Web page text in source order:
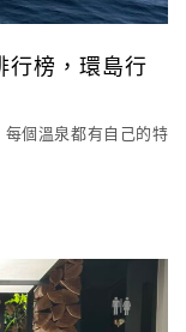
行榜，環島行
個溫泉都有自己的特